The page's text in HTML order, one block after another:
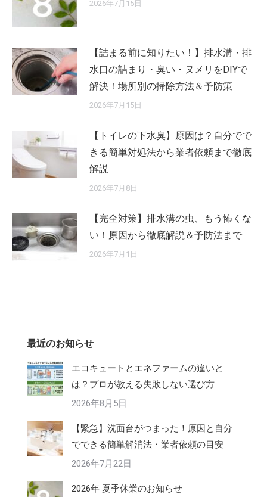
2026年7月15日
【詰まる前に知りたい！】排水溝・排
水口の詰まり・臭い・ヌメリをDIYで
解決！場所別の掃除方法＆予防策
2026年7月15日
【トイレの下水臭】原因は？自分でで
きる簡単対処法から業者依頼まで徹底
解説
2026年7月8日
【完全対策】排水溝の虫、もう怖くな
い！原因から徹底解説＆予防法まで
2026年7月1日
最近のお知らせ
エコキュートとエネファームの違いと
は？プロが教える失敗しない選び方
2026年8月5日
【緊急】洗面台がつまった！原因と自分
でできる簡単解消法・業者依頼の目安
2026年7月22日
2026年 夏季休業のお知らせ